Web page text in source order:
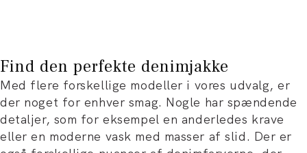
Find den perfekte denimjakke
Med flere forskellige modeller i vores udvalg, er
der noget for enhver smag. Nogle har spændende
detaljer, som for eksempel en anderledes krave
eller en moderne vask med masser af slid. Der er